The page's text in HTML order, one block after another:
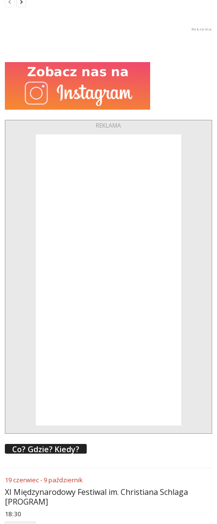
REKLAMA
Co? Gdzie? Kiedy?
19czerwiec- 9październik
XI Międzynarodowy Festiwal im. Christiana Schlaga
[PROGRAM]
18:30